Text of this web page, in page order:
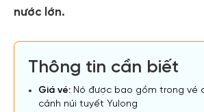
nước lớn.
Thông tin cần biết
Giá vé: Nó được bao gồm trong vé
cảnh núi tuyết Yulong